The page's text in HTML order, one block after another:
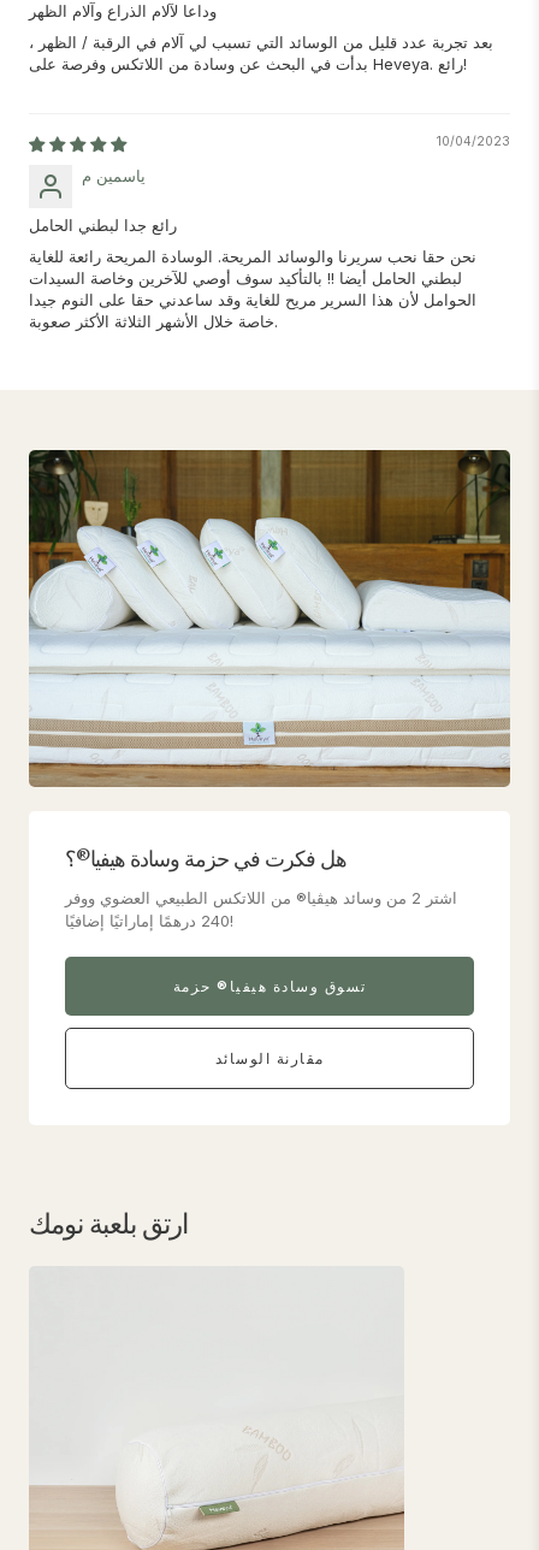
وداعا لآلام الذراع وآلام الظهر
بعد تجربة عدد قليل من الوسائد التي تسبب لي آلام في الرقبة / الظهر ،
بدأت في البحث عن وسادة من اللاتكس وفرصة على Heveya. رائع!
10/04/2023
ياسمين م
رائع جدا لبطني الحامل
نحن حقا نحب سريرنا والوسائد المريحة. الوسادة المريحة رائعة للغاية
لبطني الحامل أيضا !! بالتأكيد سوف أوصي للآخرين وخاصة السيدات
الحوامل لأن هذا السرير مريح للغاية وقد ساعدني حقا على النوم جيدا
خاصة خلال الأشهر الثلاثة الأكثر صعوبة.
هل فكرت في حزمة وسادة هيفيا®؟
اشتر 2 من وسائد هيڤيا® من اللاتكس الطبيعي العضوي ووفر
240 درهمًا إماراتيًا إضافيًا!
تسوق وسادة هيفيا® حزمة
مقارنة الوسائد
ارتق بلعبة نومك